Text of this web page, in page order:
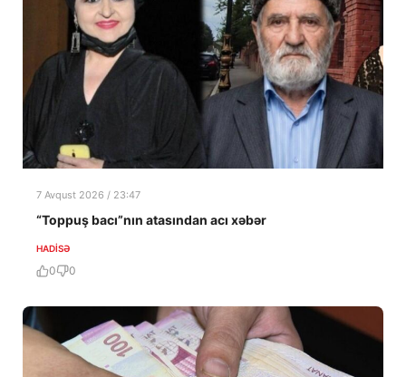
7 Avqust 2026 / 23:47
“Toppuş bacı”nın atasından acı xəbər
HADISƏ
0 0